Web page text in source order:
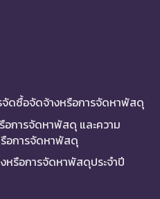
จัดซื้อจัดจ้างหรือการจัดหาพัสดุ
อการจัดหาพัสดุ และความ
อการจัดหาพัสดุ
หรือการจัดหาพัสดุประจำปี